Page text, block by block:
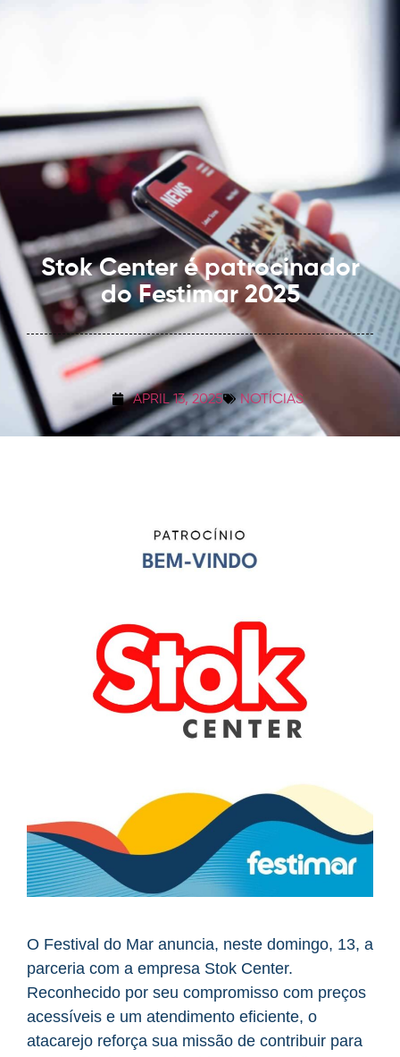
Stok Center é patrocinador
do Festimar 2025
APRIL 13, 2025 NOTÍCIAS
O Festival do Mar anuncia, neste domingo, 13, a
parceria com a empresa Stok Center.
Reconhecido por seu compromisso com preços
acessíveis e um atendimento eficiente, o
atacarejo reforça sua missão de contribuir para